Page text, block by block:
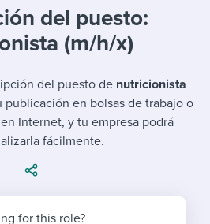
AI in my work
candidates
together with others
hiring pipelines
& Guides
description templates
templates
a jobseeker
TO LEARN ABOUT...
Attend webinars & events
Workable customer stories
Explore Workable
Request a demo
del puesto:
(m/h/x)
del puesto de nutricionista
publicación en bolsas de trabajo o
Internet, y tu empresa podrá
fácilmente.
for this role?